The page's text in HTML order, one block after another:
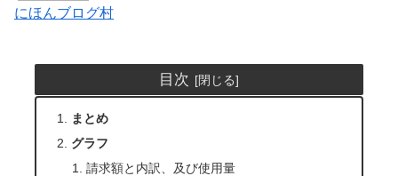
にほんブログ村
目次
まとめ
グラフ
請求額と内訳、及び使用量